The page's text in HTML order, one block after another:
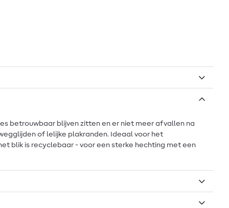
betrouwbaar blijven zitten en er niet meer afvallen na
of lelijke plakranden. Ideaal voor het
blik is recyclebaar - voor een sterke hechting met een